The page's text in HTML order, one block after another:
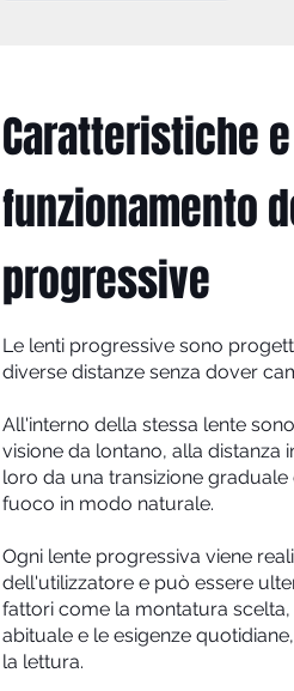
Caratteristiche e
funzionamento
progressive
Le lenti progressive sono
diverse distanze senza dover
All'interno della stessa lente
visione da lontano, alla distanza
loro da una transizione
fuoco in modo naturale.
Ogni lente progressiva viene
dell'utilizzatore e può essere
fattori come la montatura
abituale e le esigenze
la lettura.